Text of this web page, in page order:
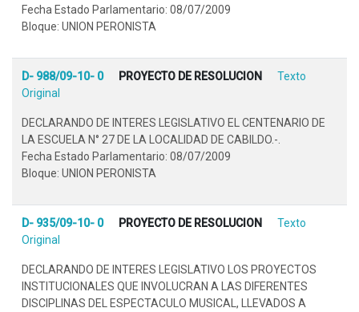
Fecha Estado Parlamentario: 08/07/2009
Bloque: UNION PERONISTA
D- 988/09-10- 0 PROYECTO DE RESOLUCION
Texto
Original
DECLARANDO DE INTERES LEGISLATIVO EL CENTENARIO DE
LA ESCUELA N° 27 DE LA LOCALIDAD DE CABILDO.-.
Fecha Estado Parlamentario: 08/07/2009
Bloque: UNION PERONISTA
D- 935/09-10- 0 PROYECTO DE RESOLUCION
Texto
Original
DECLARANDO DE INTERES LEGISLATIVO LOS PROYECTOS
INSTITUCIONALES QUE INVOLUCRAN A LAS DIFERENTES
DISCIPLINAS DEL ESPECTACULO MUSICAL, LLEVADOS A